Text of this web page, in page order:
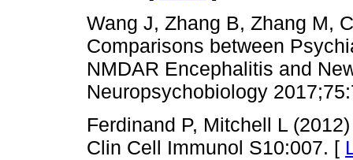
Wang J, Zhang B, Zhang M,
Comparisons between
NMDAR Encephalitis and
Neuropsychobiology
Ferdinand P, Mitchell L
Clin Cell Immunol S10:007. [